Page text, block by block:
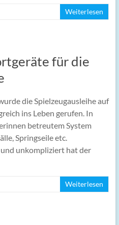
Weiterlesen
für die
die Spielzeugausleihe auf
ins Leben gerufen. In
betreutem System
Springseile etc.
unkompliziert hat der
Weiterlesen